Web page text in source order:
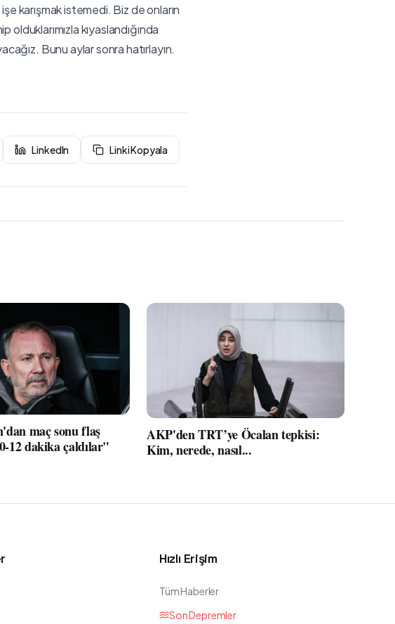
karışmak istemedi. Biz de onların
kıyaslandığında
Bunu aylar sonra hatırlayın.
LinkedIn Linki Kopyala
maç sonu flaş
12 dakika çaldılar"
AKP'den TRT’ye Öcalan tepkisi:
Kim, nerede, nasıl...
Hızlı Erişim
Tüm Haberler
Son Depremler